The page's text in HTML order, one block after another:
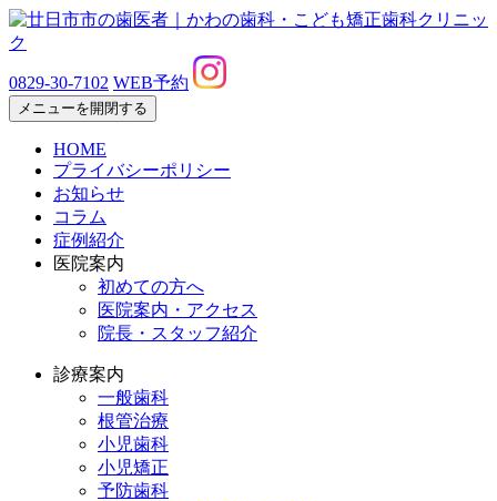
0829-30-7102 WEB予約
メニューを開閉する
HOME
プライバシーポリシー
お知らせ
コラム
症例紹介
医院案内
初めての方へ
医院案内・アクセス
院長・スタッフ紹介
診療案内
一般歯科
根管治療
小児歯科
小児矯正
予防歯科